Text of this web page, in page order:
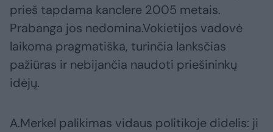
prieš tapdama kanclere 2005 metais.
Prabanga jos nedomina.Vokietijos vadovė
laikoma pragmatiška, turinčia lanksčias
pažiūras ir nebijančia naudoti priešininkų
idėjų.
A.Merkel palikimas vidaus politikoje didelis: ji